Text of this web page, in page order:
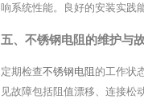
响系统性能。良好的安装实践
五、不锈钢电阻的维护与
定期检查不锈钢电阻 的工作状
见故障包括阻值漂移、连接松